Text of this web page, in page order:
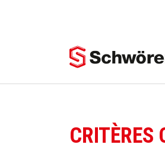
CRITÈRES